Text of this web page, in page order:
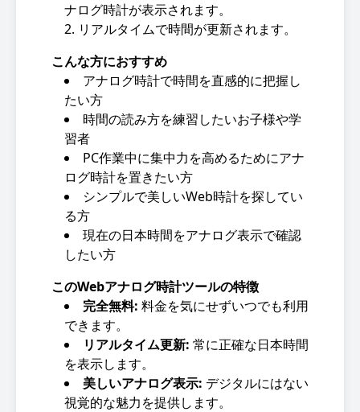
ナログ時計が表示されます。
リアルタイムで時間が更新されます。
こんな方におすすめ
アナログ時計で時間を直感的に把握し
たい方
時間の読み方を練習したいお子様や学
習者
PC作業中に集中力を高めるためにアナ
ログ時計を置きたい方
シンプルで美しいWeb時計を探してい
る方
現在の日本時間をアナログ表示で確認
したい方
このWebアナログ時計ツールの特徴
完全無料: 料金を気にせずいつでも利用
できます。
リアルタイム更新: 常に正確な日本時間
を表示します。
美しいアナログ表示: デジタルにはない
視覚的な魅力を提供します。